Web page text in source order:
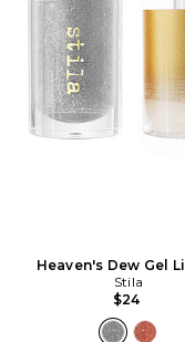
Heaven's Dew Gel
Stila
$24